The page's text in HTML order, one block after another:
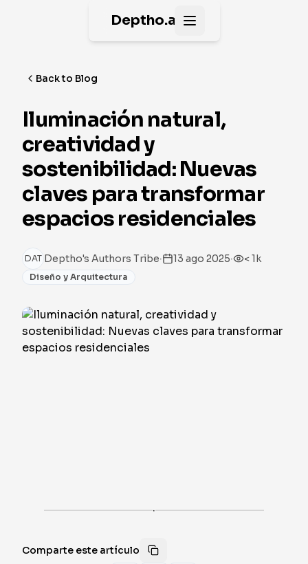
Deptho.ai Open main menu
Back to Blog
Iluminación natural,
creatividad y
sostenibilidad: Nuevas
claves para transformar
espacios residenciales
DAT Deptho's Authors Tribe· 13 ago 2025· < 1k
Diseño y Arquitectura
·
Comparte este artículo